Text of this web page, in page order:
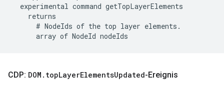
CDP: DOM . topLayerElementsUpdated-Ereignis